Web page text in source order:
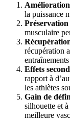
la puissance
Préservation
musculaire
récupération
Effets
rapport à
les athlètes
Gain de
silhouette et
meilleure